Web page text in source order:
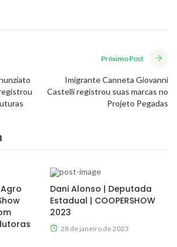
Próximo Post
Imigrante Canneta Giovanni
Castelli registrou suas marcas no
Projeto Pegadas
Dani Alonso | Deputada
Estadual | COOPERSHOW
2023
28 de janeiro de 2023